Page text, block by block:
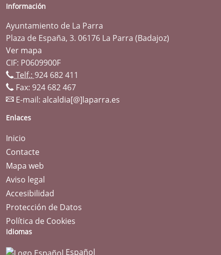
Información
Ayuntamiento de La Parra
Plaza de España, 3. 06176 La Parra (Badajoz)
Ver mapa
CIF: P0609900F
Telf.: 924 682 411
Fax: 924 682 467
E-mail: alcaldia[@]laparra.es
Enlaces
Inicio
Contacte
Mapa web
Aviso legal
Accesibilidad
Protección de Datos
Política de Cookies
Idiomas
Español